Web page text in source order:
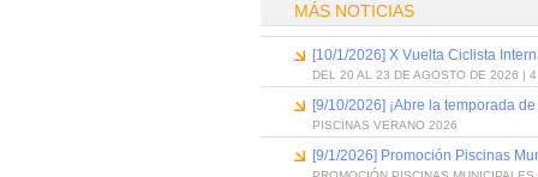
MÁS NOTICIAS
[10/1/2026] X Vuelta Ciclista
DEL 20 AL 23 DE AGOSTO DE 2026 | 4
[9/10/2026] ¡Abre la temporada
PISCINAS VERANO 2026
[9/1/2026] Promoción Piscinas